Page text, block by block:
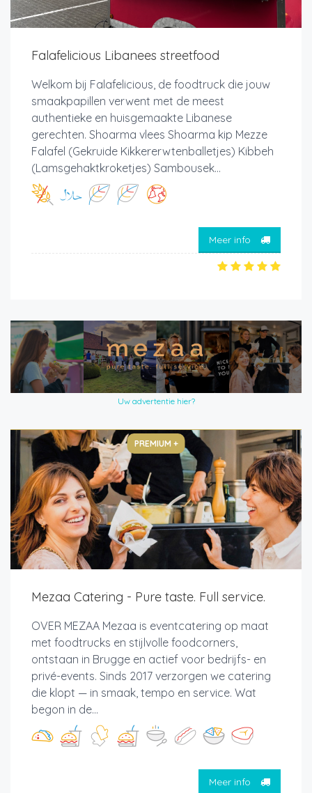
Falafelicious Libanees streetfood
Welkom bij Falafelicious, de foodtruck die jouw
smaakpapillen verwent met de meest
authentieke en huisgemaakte Libanese
gerechten. Shoarma vlees Shoarma kip Mezze
Falafel (Gekruide Kikkererwtenballetjes) Kibbeh
(Lamsgehaktkroketjes) Sambousek...
Meer info
Uw advertentie hier?
PREMIUM +
Mezaa Catering - Pure taste. Full service.
OVER MEZAA Mezaa is eventcatering op maat
met foodtrucks en stijlvolle foodcorners,
ontstaan in Brugge en actief voor bedrijfs- en
privé-events. Sinds 2017 verzorgen we catering
die klopt — in smaak, tempo en service. Wat
begon in de...
Meer info